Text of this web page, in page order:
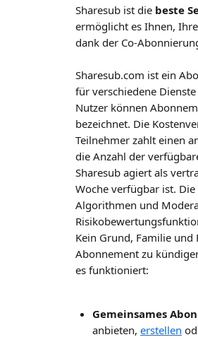
Sharesub ist die beste
ermöglicht es Ihnen,
dank der Co-
Sharesub.com ist ein
für verschiedene
Nutzer können
bezeichnet. Die
Teilnehmer zahlt einen
die Anzahl der
Sharesub agiert als
Woche verfügbar ist.
Algorithmen und
Kein Grund, Familie
Abonnement zu
es funktioniert:
Gemeinsames
anbieten, erstellen